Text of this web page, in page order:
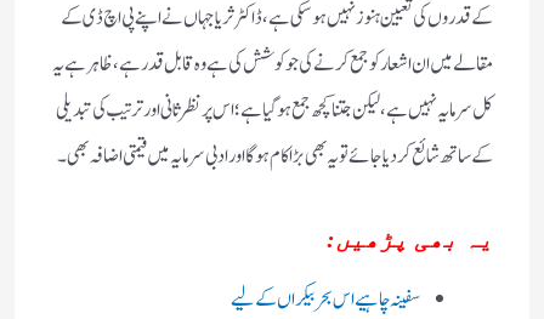
کے قدروں کی تعیین ہنوز نہیں ہو سکی ہے ، ڈاکٹر ثریا جہاں نے اپنے پی اچ ڈی کے
مقالے میں ان اشعار کو جمع کرنے کی جو کوشش کی ہے وہ قابل قدر ہے، ظاہر ہے یہ
کل سرمایہ نہیں ہے ، لیکن جتنا کچھ جمع ہو گیا ہے ؛ اس پر نظر ثانی اور ترتیب کی تبدیلی
کے ساتھ شائع کر دیا جائے تو یہ بھی بڑا کام ہوگا اور ادبی سرمایہ میں قیمتی اضافہ بھی۔
یہ بھی پڑھیں:
سفینہ چاہیے اس بحر بیکراں کے لیے